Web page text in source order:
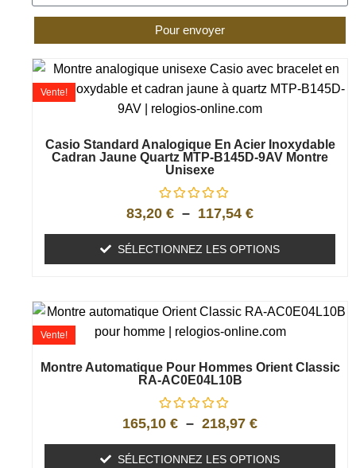
Pour envoyer
Casio Standard Analogique En Acier Inoxydable
Cadran Jaune Quartz MTP-B145D-9AV Montre
Unisexe
Vente!
83,20 € – 117,54 €
SÉLECTIONNEZ LES OPTIONS
Montre Automatique Pour Hommes Orient Classic
RA-AC0E04L10B
Vente!
165,10 € – 218,97 €
SÉLECTIONNEZ LES OPTIONS